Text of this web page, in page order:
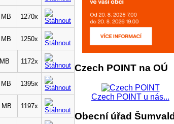
1270x
1250x
1172x
1395x
MB 1197x
Czech POINT na OÚ
Czech POINT u nás...
Obecní úřad Šumvald